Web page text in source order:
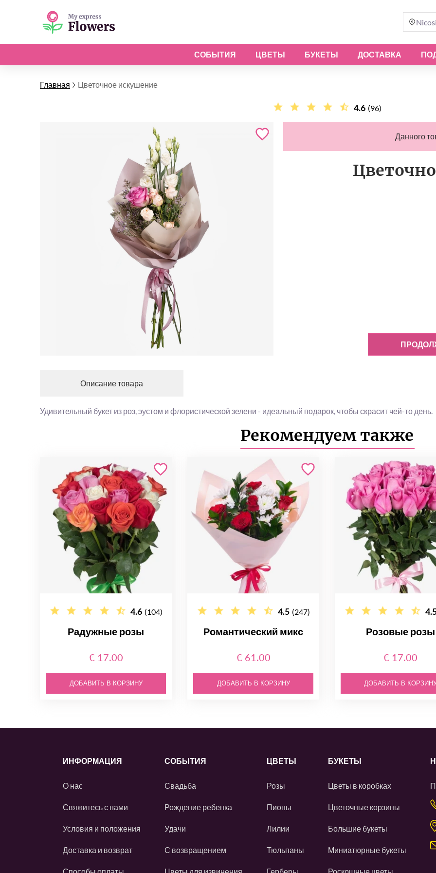
СОБЫТИЯ ЦВЕТЫ БУКЕТЫ ДОСТАВКА
Главная Цветочное искушение
4.6 (96)
Данного
Описание товара
Удивительный букет из роз, эустом и флористической зелени - идеальный подарок, чтобы скрасит чей-то день.
Рекомендуем также
4.6 (104)
Радужные розы
€ 17.00
ДОБАВИТЬ В КОРЗИНУ
4.5 (247)
Романтический микс
€ 61.00
ДОБАВИТЬ В КОРЗИНУ
Розовые розы
€ 17.00
ДОБАВИТЬ В
ИНФОРМАЦИЯ
О нас
Свяжитесь с нами
Условия и положения
Доставка и возврат
СОБЫТИЯ
Свадьба
Рождение ребенка
Удачи
С возвращением
ЦВЕТЫ
Розы
Пионы
Лилии
Тюльпаны
БУКЕТЫ
Цветы в коробках
Цветочные корзины
Большие букеты
Миниатюрные букеты